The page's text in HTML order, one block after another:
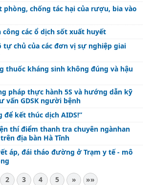
công các ổ dịch sốt xuất huyết
tự chủ của các đơn vị sự nghiệp giai
thuốc kháng sinh không đúng và hậu
pháp thực hành 5S và hướng dẫn kỹ
vấn GDSK người bệnh
để kết thúc dịch AIDS!”
thí điểm thanh tra chuyên ngànhan
địa bàn Hà Tĩnh
áp, đái tháo đường ở Trạm y tế - mô
2 3 4 5 » »»